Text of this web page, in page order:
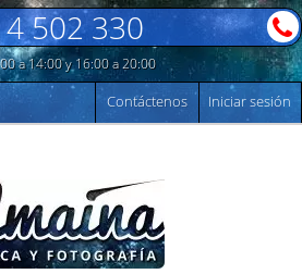
502 330
a 14:00 y 16:00 a 20:00
Iniciar sesión
Contáctenos